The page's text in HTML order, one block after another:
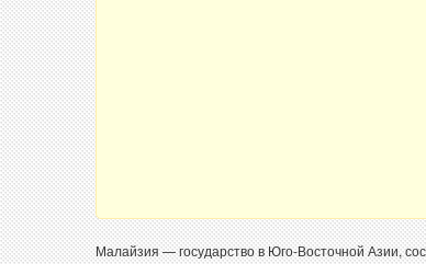
Малайзия — государство в Юго-Восточной Азии,